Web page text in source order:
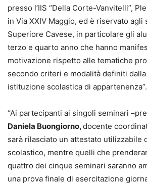
presso l’IIS “Della Corte-Vanvitelli”,
in Via XXIV Maggio, ed è riservato agli
Superiore Cavese, in particolare gli
terzo e quarto anno che hanno
motivazione rispetto alle tematiche
secondo criteri e modalità definiti
istituzione scolastica di appartenenza”.
“Ai partecipanti ai singoli seminari
Daniela Buongiorno,docente
sarà rilasciato un attestato utilizzabile
scolastico, mentre quelli che
quattro dei cinque seminari saranno
una prova finale di esercitazione